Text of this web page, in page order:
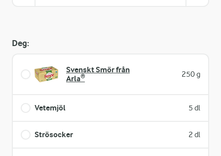
Deg:
Svenskt Smör från
Arla®
250 g
Vetemjöl 5 dl
Strösocker 2 dl